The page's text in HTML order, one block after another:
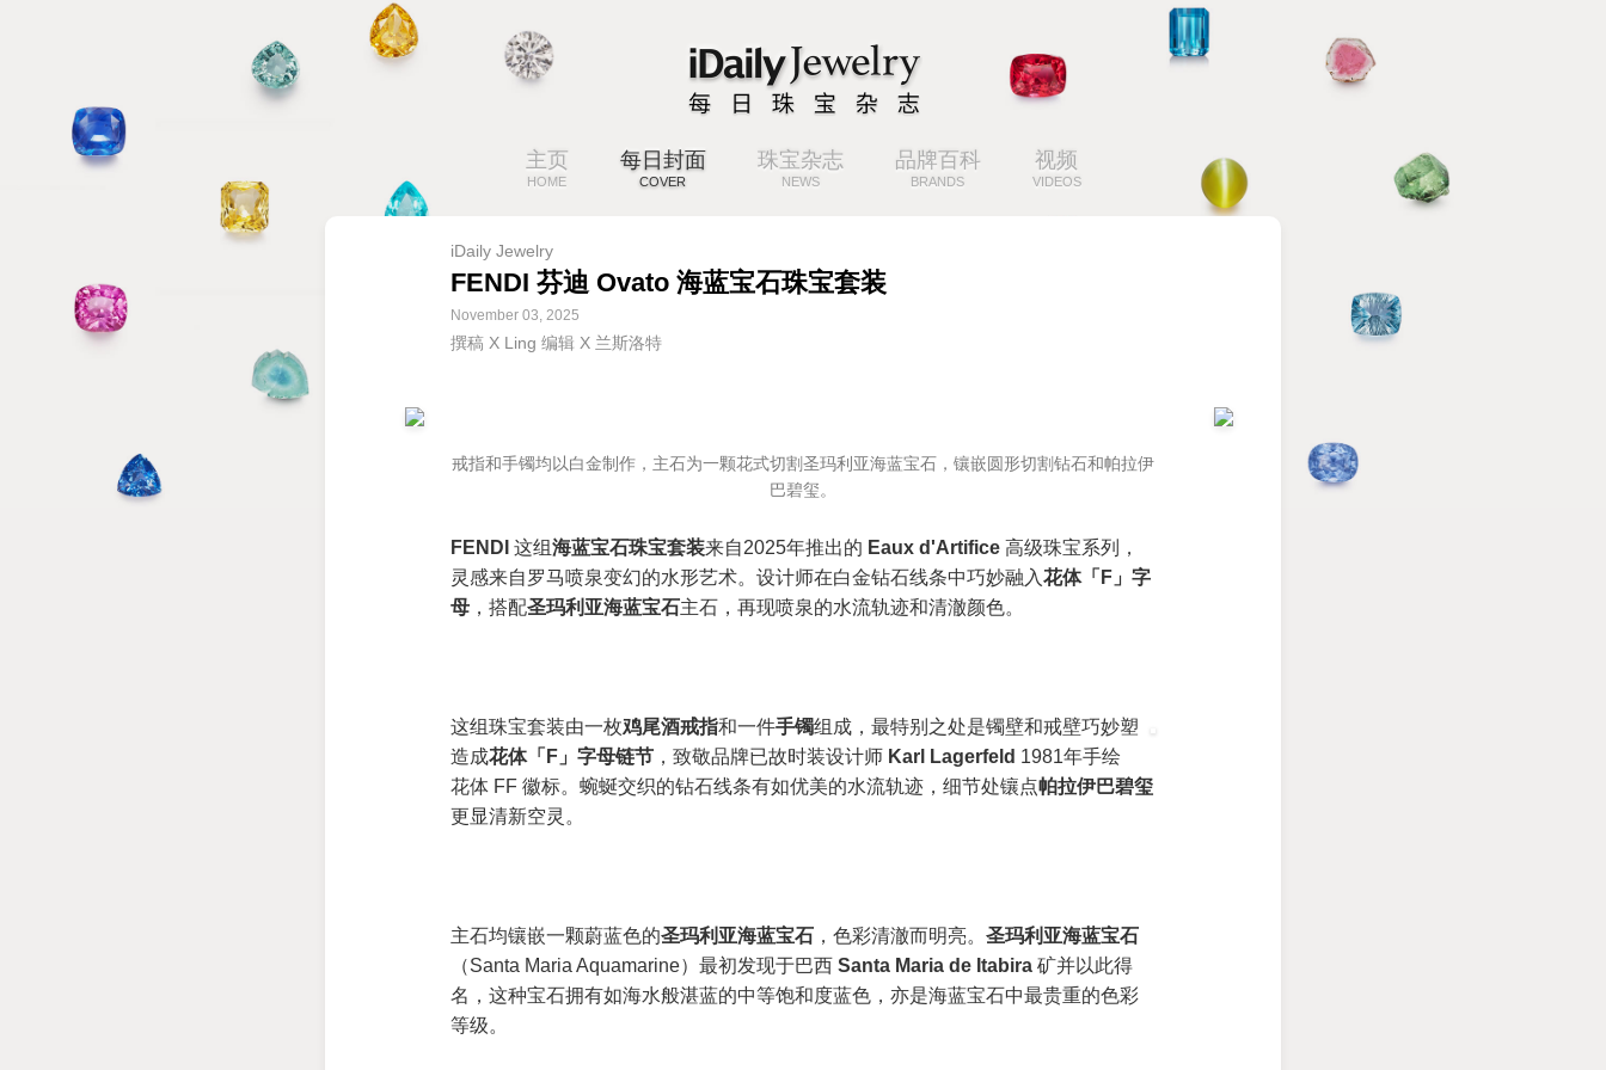
主页
HOME
每日封面
COVER
珠宝杂志
NEWS
品牌百科
BRANDS
视频
VIDEOS
iDaily Jewelry
FENDI 芬迪 Ovato 海蓝宝石珠宝套装
November 03, 2025
撰稿 X Ling 编辑 X 兰斯洛特
戒指和手镯均以白金制作，主石为一颗花式切割圣玛利亚海蓝宝石，镶嵌圆形切割钻石和帕拉伊
巴碧玺。
FENDI 这组海蓝宝石珠宝套装来自2025年推出的 Eaux d'Artifice 高级珠宝系列，
灵感来自罗马喷泉变幻的水形艺术。设计师在白金钻石线条中巧妙融入花体「F」字
母 ，搭配圣玛利亚海蓝宝石主石，再现喷泉的水流轨迹和清澈颜色。
这组珠宝套装由一枚鸡尾酒戒指和一件手镯组成，最特别之处是镯壁和戒壁巧妙塑
造成花体「F」字母链节 ，致敬品牌已故时装设计师 Karl Lagerfeld 1981年手绘
花体 FF 徽标。蜿蜒交织的钻石线条有如优美的水流轨迹，细节处镶点帕拉伊巴碧玺
更显清新空灵。
主石均镶嵌一颗蔚蓝色的圣玛利亚海蓝宝石 ，色彩清澈而明亮。 圣玛利亚海蓝宝石
（Santa Maria Aquamarine）最初发现于巴西 Santa Maria de Itabira 矿并以此得
名，这种宝石拥有如海水般湛蓝的中等饱和度蓝色，亦是海蓝宝石中最贵重的色彩
等级。